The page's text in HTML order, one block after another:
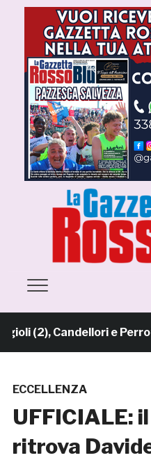
(2), Candellori e Perrotta
ECCELLENZA
UFFICIALE:
ritrova